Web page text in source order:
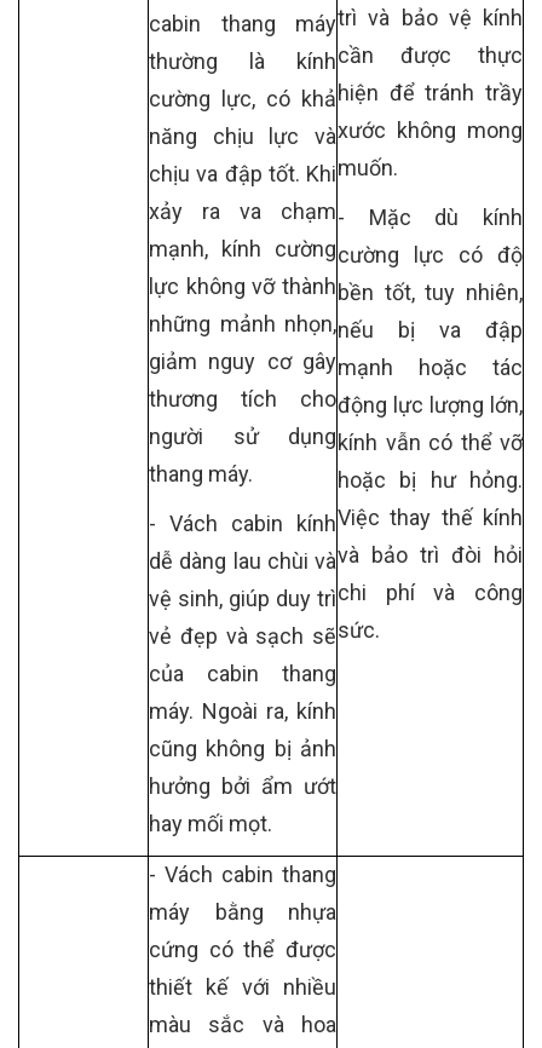
cabin thang máy
thường là kính
cường lực, có khả
năng chịu lực và
chịu va đập tốt. Khi
xảy ra va chạm
mạnh, kính cường
lực không vỡ thành
những mảnh nhọn,
giảm nguy cơ gây
thương tích cho
người sử dụng
thang máy.
- Vách cabin kính
dễ dàng lau chùi và
vệ sinh, giúp duy trì
vẻ đẹp và sạch sẽ
của cabin thang
máy. Ngoài ra, kính
cũng không bị ảnh
hưởng bởi ẩm ướt
hay mối mọt.
trì và bảo vệ kính
cần được thực
hiện để tránh trầy
xước không mong
muốn.
- Mặc dù kính
cường lực có độ
bền tốt, tuy nhiên,
nếu bị va đập
mạnh hoặc tác
động lực lượng lớn,
kính vẫn có thể vỡ
hoặc bị hư hỏng.
Việc thay thế kính
và bảo trì đòi hỏi
chi phí và công
sức.
- Vách cabin thang
máy bằng nhựa
cứng có thể được
thiết kế với nhiều
màu sắc và hoa